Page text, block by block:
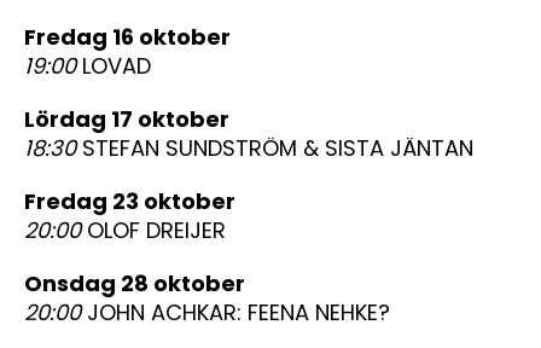
fredag 16 oktober
19:00LOVAD
lördag 17 oktober
18:30STEFAN SUNDSTRÖM & SISTA JÄNTAN
fredag 23 oktober
20:00OLOF DREIJER
onsdag 28 oktober
20:00JOHN ACHKAR: FEENA NEHKE?